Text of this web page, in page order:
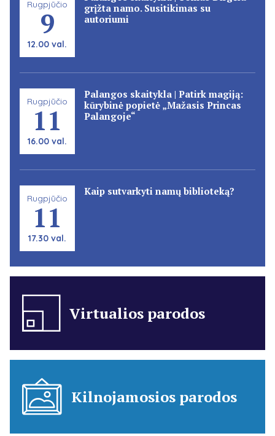
Rugpjūčio
9
12.00 val.
grįžta namo. Susitikimas su
autoriumi
Rugpjūčio
11
16.00 val.
Palangos skaitykla | Patirk magiją:
kūrybinė popietė „Mažasis Princas
Palangoje“
Rugpjūčio
11
17.30 val.
Kaip sutvarkyti namų biblioteką?
Virtualios parodos
Kilnojamosios parodos